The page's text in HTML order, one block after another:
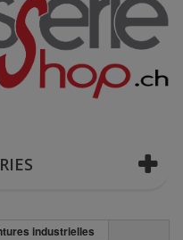
industrielles